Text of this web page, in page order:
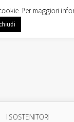
I SOSTENITORI
Per maggiori